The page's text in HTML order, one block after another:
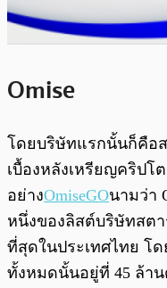
Omise
โดยบริษัทแรกนั้นก็คือ
เบื้องหลังเหรียญคริป
อย่างOmiseGOนามว่า
หนึ่งของลิสต์บริษัทสต
ที่สุดในประเทศไทย โ
ทั้งหมดนั้นอยู่ที่ 45 ล้า